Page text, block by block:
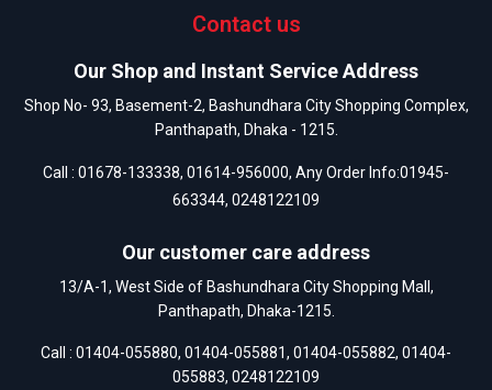
Contact us
Our Shop and Instant Service Address
Shop No- 93, Basement-2, Bashundhara City Shopping Complex,
Panthapath, Dhaka - 1215.
Call : 01678-133338, 01614-956000, Any Order Info:01945-
663344, 0248122109
Our customer care address
13/A-1, West Side of Bashundhara City Shopping Mall,
Panthapath, Dhaka-1215.
Call : 01404-055880, 01404-055881, 01404-055882, 01404-
055883, 0248122109